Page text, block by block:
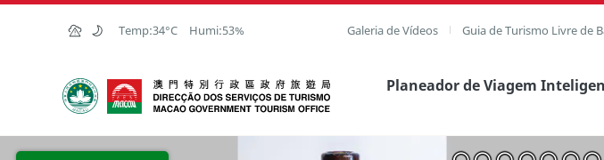
Ir para o conteúdo principal
Temp:34°C Humi:53% Galeria de Vídeos Guia de Turismo Livre de
Direcção dos Serviços de Turismo Planeador de Viagem
Ver imagem completa